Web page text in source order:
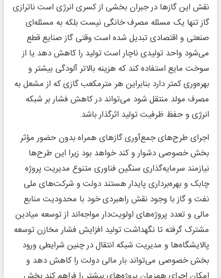
نقش این گازها در جبران بخشی از کسری انرژی است ناترازی
گاز تنها یک مسئله مصرف خانگی نیست بلکه به مسئله‌ای
صنعتی و اقتصادی تبدیل شده است وقتی گاز صنایع قطع
می‌شود واحد تولیدی ناچار است تولید را کاهش دهد یا از
سوخت مایع استفاده کند که هزینه بالاتر آلودگی بیشتر و
بهره‌وری کمتر دارد بنابراین هر مترمکعب گازی که از مشعل به
مصرف مولد منتقل شود می‌تواند در کاهش فشار بر شبکه
انرژی و حفظ ظرفیت تولید اثرگذار باشد.
اجرای طرح‌های جمع‌آوری گازهای همراه بدون حضور مؤثر
بخش خصوصی دشوار و کند خواهد بود زیرا این طرح‌ها
نیازمند سرمایه‌گذاری سنگین فناوری متنوع مدیریت پروژه
چابک و بهره‌برداری پایدار هستند دولت و شرکت‌های ملی
نفت و گاز با وجود نقش راهبردی خود با محدودیت منابع
مالی و تعدد پروژه‌های اولویت‌دار مواجه‌اند از توسعه میادین
مشترک گرفته تا نگهداشت تولید افزایش فشار مخازن توسعه
پالایشگاه‌ها و مدیریت شبکه انتقال در چنین شرایطی ورود
بخش خصوصی می‌تواند بار مالی دولت را کاهش دهد و